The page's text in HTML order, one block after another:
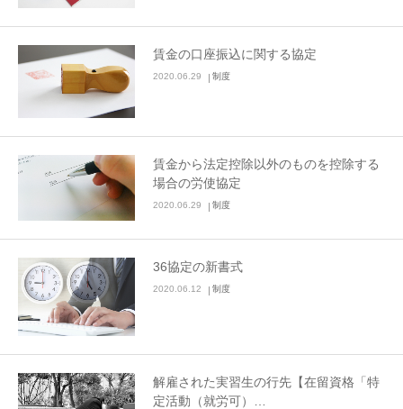
賃金の口座振込に関する協定
2020.06.29 制度
賃金から法定控除以外のものを控除する
場合の労使協定
2020.06.29 制度
36協定の新書式
2020.06.12 制度
解雇された実習生の行先【在留資格「特
定活動（就労可）…